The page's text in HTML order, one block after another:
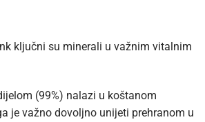
ključni su minerali u važnim vitalnim
(99%) nalazi u koštanom
je važno dovoljno unijeti prehranom u